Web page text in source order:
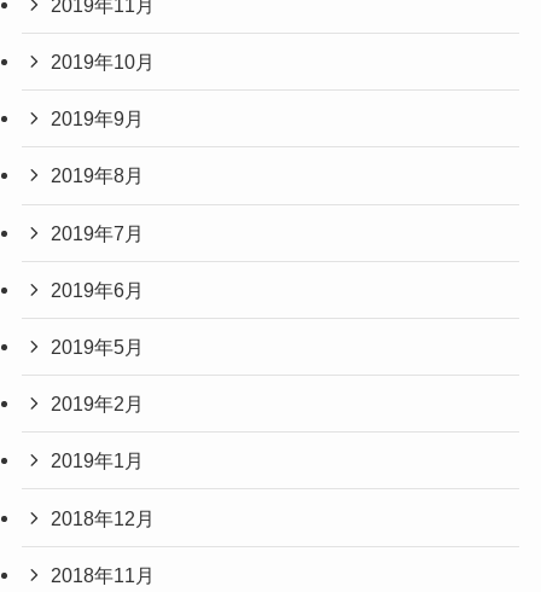
2019年11月
2019年10月
2019年9月
2019年8月
2019年7月
2019年6月
2019年5月
2019年2月
2019年1月
2018年12月
2018年11月